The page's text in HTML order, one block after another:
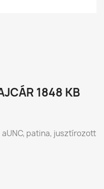
1848 KB
aUNC, patina, jusztírozott